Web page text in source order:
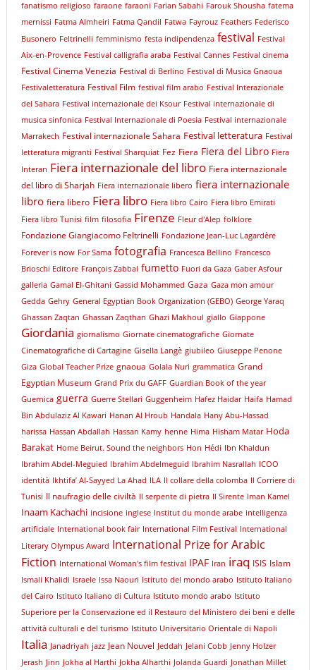
fanatismo religioso faraone faraoni Farian Sabahi Farouk Shousha fatema
mernissi Fatma Almheiri Fatma Qandil Fatwa Fayrouz Feathers Federisco
Busonero Feltrinelli femminismo festa indipendenza festival Festival
Aix-en-Provence Festival calligrafia araba Festival Cannes Festival cinema
Festival Cinema Venezia Festival di Berlino Festival di Musica Gnaoua
Festivaletteratura Festival Film festival film arabo Festival Interazionale
del Sahara Festival internazionale dei Ksour Festival internazionale di
musica sinfonica Festival Internazionale di Poesia Festival internazionale
Marrakech Festival internazionale Sahara Festival letteratura Festival
letteratura migranti Festival Sharquiat Fez Fiera Fiera del Libro Fiera
Interan Fiera internazionale del libro Fiera internazionale
del libro di Sharjah Fiera internazionale libero fiera internazionale
libro fiera libero Fiera libro Fiera libro Cairo Fiera libro Emirati
Fiera libro Tunisi film filosofia Firenze Fleur d'Alep folklore
Fondazione Giangiacomo Feltrinelli Fondazione Jean-Luc Lagardère
Forever is now For Sama fotografia Francesca Bellino Francesco
Brioschi Editore François Zabbal fumetto Fuori da Gaza Gaber Asfour
galleria Gamal El-Ghitani Gassid Mohammed Gaza Gaza mon amour
Gedda Gehry General Egyptian Book Organization (GEBO) George Yaraq
Ghassan Zaqtan Ghassan Zaqthan Ghazi Makhoul giallo Giappone
Giordania giornalismo Giornate cinematografiche Giornate
Cinematografiche di Cartagine Gisella Langè giubileo Giuseppe Penone
Giza Global Teacher Prize gnaoua Golala Nuri grammatica Grand
Egyptian Museum Grand Prix du GAFF Guardian Book of the year
Guernica guerra Guerre Stellari Guggenheim Hafez Haidar Haifa Hamad
Bin Abdulaziz Al Kawari Hanan Al Hroub Handala Hany Abu-Hassad
harissa Hassan Abdallah Hassan Kamy henne Hima Hisham Matar Hoda
Barakat Home Beirut. Sound the neighbors Hon Hédi Ibn Khaldun
Ibrahim Abdel-Meguied Ibrahim Abdelmeguid Ibrahim Nasrallah ICOO
identità Ikhtifa’ Al-Sayyed La Ahad ILA Il collare della colomba Il Corriere di
Tunisi Il naufragio delle civiltà Il serpente di pietra Il Sirente Iman Kamel
Inaam Kachachi incisione inglese Institut du monde arabe intelligenza
artificiale International book fair International Film Festival International
Literary Olympus Award International Prize for Arabic
Fiction International Woman's film festival IPAF Iran iraq ISIS Islam
Ismali Khalidi Israele Issa Naouri Istituto del mondo arabo Istituto Italiano
del Cairo Istituto Italiano di Cultura Istituto mondo arabo Istituto
Superiore per la Conservazione ed il Restauro del Ministero dei beni e delle
attività culturali e del turismo Istituto Universitario Orientale di Napoli
Italia Janadriyah jazz Jean Nouvel Jeddah Jelani Cobb Jenny Holzer
Jerash Jinn Jokha al Harthi Jokha Alharthi Jolanda Guardi Jonathan Millet